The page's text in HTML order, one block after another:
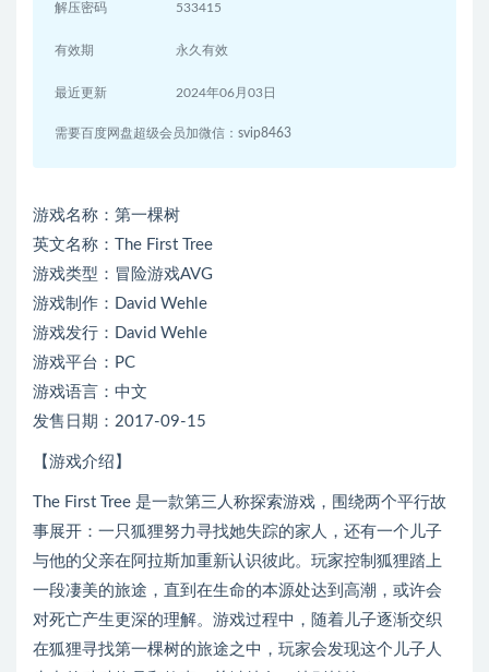
解压密码 533415
有效期 永久有效
最近更新 2024年06月03日
需要百度网盘超级会员加微信：svip8463
游戏名称：第一棵树
英文名称：The First Tree
游戏类型：冒险游戏AVG
游戏制作：David Wehle
游戏发行：David Wehle
游戏平台：PC
游戏语言：中文
发售日期：2017-09-15
【游戏介绍】
The First Tree 是一款第三人称探索游戏，围绕两个平行故
事展开：一只狐狸努力寻找她失踪的家人，还有一个儿子
与他的父亲在阿拉斯加重新认识彼此。玩家控制狐狸踏上
一段凄美的旅途，直到在生命的本源处达到高潮，或许会
对死亡产生更深的理解。游戏过程中，随着儿子逐渐交织
在狐狸寻找第一棵树的旅途之中，玩家会发现这个儿子人